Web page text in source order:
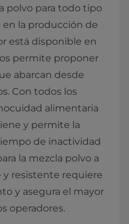
polvo para todo tipo
la producción de
está disponible en
permite proponer
abarcan desde
Con todos los
alimentaria
y permite la
de inactividad
la mezcla polvo a
y resistente requiere
y asegura el mayor
operadores.